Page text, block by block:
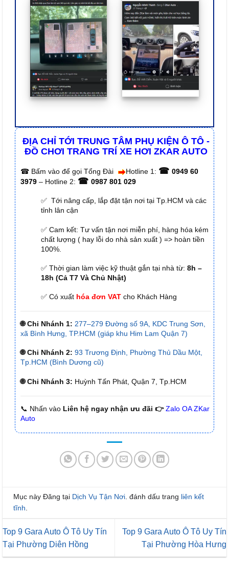
ĐỊA CHỈ TỚI TRUNG TÂM PHỤ KIỆN Ô TÔ -
ĐỒ CHƠI TRANG TRÍ XE HƠI ZKAR AUTO
☎ Bấm vào để gọi Tổng Đài Hotline 1: ☎ 0949 60
3979 – Hotline 2: ☎ 0987 801 029
✅ Tới nâng cấp, lắp đặt tận nơi tại Tp.HCM và các
tỉnh lân cận
✅ Cam kết: Tư vấn tận nơi miễn phí, hàng hóa kém
chất lượng ( hay lỗi do nhà sản xuất ) => hoàn tiền
100%.
✅ Thời gian làm việc kỹ thuật gắn tại nhà từ: 8h –
18h (Cả T7 Và Chủ Nhật)
✅ Có xuất hóa đơn VAT cho Khách Hàng
🌐 Chi Nhánh 1: 277–279 Đường số 9A, KDC Trung Sơn,
xã Bình Hưng, TP.HCM (giáp khu Him Lam Quận 7)
🌐 Chi Nhánh 2: 93 Trương Định, Phường Thủ Dầu Một,
Tp.HCM (Bình Dương cũ)
🌐 Chi Nhánh 3: Huỳnh Tấn Phát, Quận 7, Tp.HCM
📞 Nhấn vào Liên hệ ngay nhận ưu đãi 👉 Zalo OA ZKar
Auto
Mục này Đăng tại Dịch Vụ Tận Nơi . đánh dấu trang liên kết
tĩnh
Top 9 Gara Auto Ô Tô Uy Tín
Tại Phường Diên Hồng
Top 9 Gara Auto Ô Tô Uy Tín
Tại Phường Hòa Hưng